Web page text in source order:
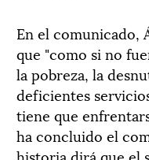
En el comunicado,
que "como si no
la pobreza, la
deficientes
tiene que
ha concluido el
historia dirá que el